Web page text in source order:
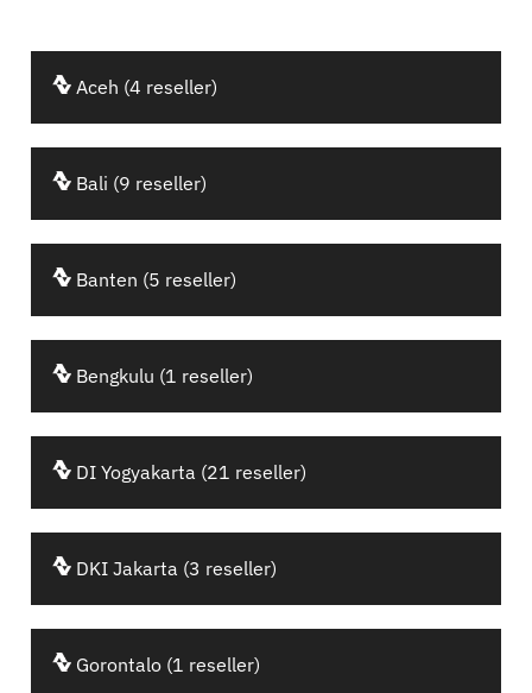
Aceh (4 reseller)
Bali (9 reseller)
Banten (5 reseller)
Bengkulu (1 reseller)
DI Yogyakarta (21 reseller)
DKI Jakarta (3 reseller)
Gorontalo (1 reseller)